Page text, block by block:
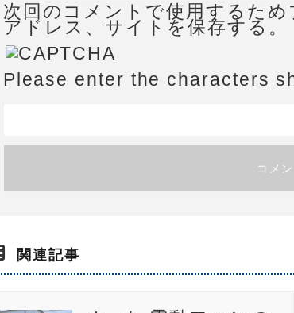
次回のコメントで使用するた
アドレス、サイトを保存する。
Please enter the characters
関連記事